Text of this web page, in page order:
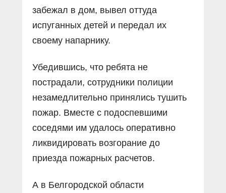
забежал в дом, вывел оттуда
испуганных детей и передал их
своему напарнику.
Убедившись, что ребята не
пострадали, сотрудники полиции
незамедлительно принялись тушить
пожар. Вместе с подоспевшими
соседями им удалось оперативно
ликвидировать возгорание до
приезда пожарных расчетов.
А в Белгородской области